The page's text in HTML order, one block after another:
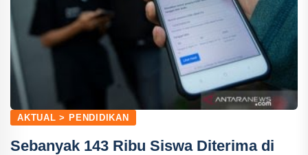
AKTUAL > PENDIDIKAN
Sebanyak 143 Ribu Siswa Diterima di